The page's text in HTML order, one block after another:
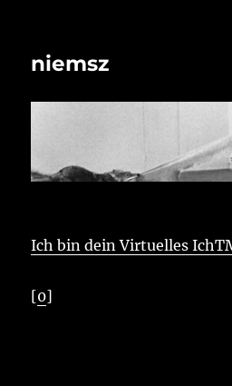
niemsz
Ich bin dein Virtuelles
[0]